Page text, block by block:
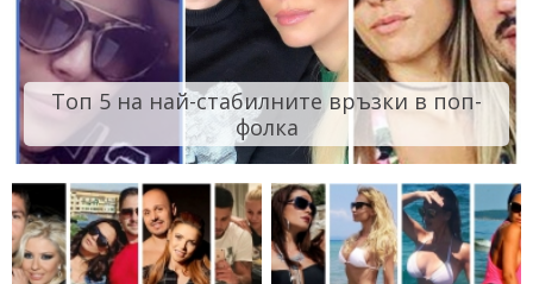
Топ 5 на най-стабилните връзки в поп-
фолка